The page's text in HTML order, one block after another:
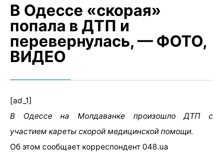
В Одессе «скорая»
попала в ДТП и
перевернулась, — ФОТО,
ВИДЕО
[ad_1]
В Одессе на Молдаванке произошло ДТП с
участием кареты скорой медицинской помощи.
Об этом сообщает корреспондент 048.ua